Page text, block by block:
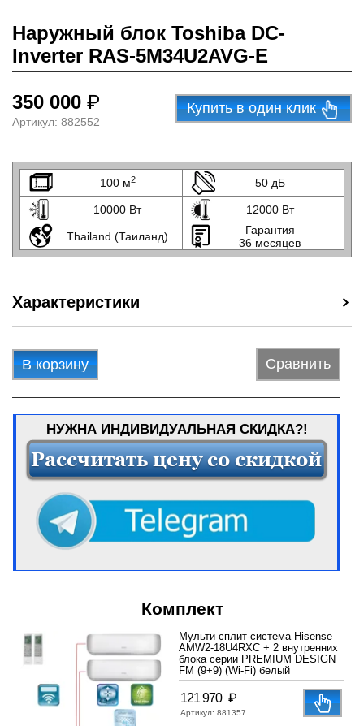
Наружный блок Toshiba DC-
Inverter RAS-5M34U2AVG-E
350 000 ₽
Артикул: 882552
Купить в один клик
100 м2 50 дБ
10000 Вт 12000 Вт
Thailand (Таиланд)
Гарантия
36 месяцев
Характеристики
В корзину Сравнить
НУЖНА ИНДИВИДУАЛЬНАЯ СКИДКА?!
Комплект
Мульти-сплит-система Hisense
AMW2-18U4RXC + 2 внутренних
блока серии PREMIUM DESIGN
FM (9+9) (Wi-Fi) белый
121 970 ₽
Артикул: 881357